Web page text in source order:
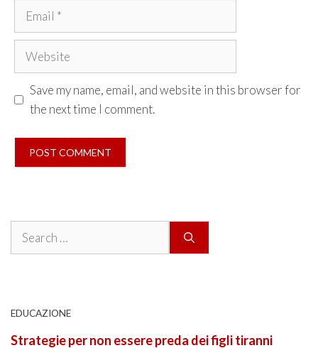
Email
Website
Save my name, email, and website in this browser for
the next time I comment.
Search
EDUCAZIONE
Strategie per non essere preda dei figli tiranni